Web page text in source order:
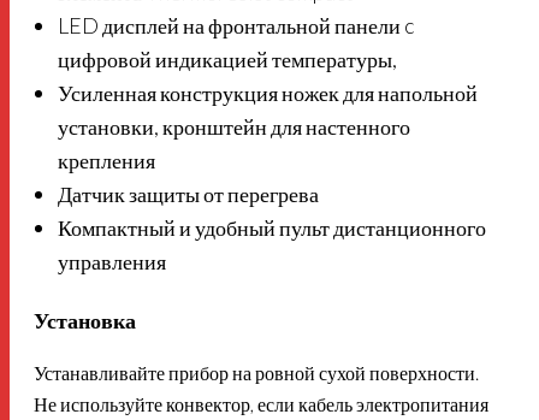
LED дисплей на фронтальной панели c
цифровой индикацией температуры,
Усиленная конструкция ножек для напольной
установки, кронштейн для настенного
крепления
Датчик защиты от перегрева
Компактный и удобный пульт дистанционного
управления
Установка
Устанавливайте прибор на ровной сухой поверхности.
Не используйте конвектор, если кабель электропитания